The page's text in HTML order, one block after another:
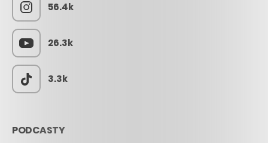
56.4k
26.3k
3.3k
PODCASTY